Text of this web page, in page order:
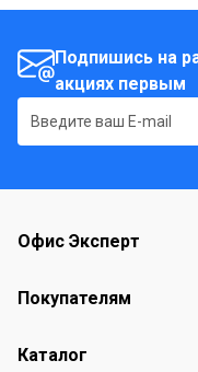
Подпишись на
акциях первым
Офис Эксперт
Покупателям
Каталог